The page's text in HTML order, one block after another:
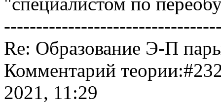
Re: Образование Э-П
Комментарий
2021, 11:29